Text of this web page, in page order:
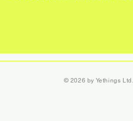
© 2026 by Yethings Ltd.